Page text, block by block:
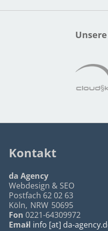
Kontakt
da Agency
Webdesign & SEO
Postfach 62 02 63
Köln, NRW 50695
Fon 0221-64309972
Email info [at] da-